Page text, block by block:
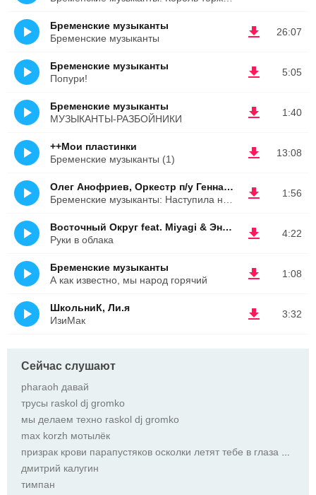
26:07
Бременские музыканты
Бременские музыканты
5:05
Бременские музыканты
Попури!
1:40
Бременские музыканты
МУЗЫКАНТЫ-РАЗБОЙНИКИ
13:08
++Мои пластинки
Бременские музыканты (1)
1:56
Олег Анофриев, Оркестр п/у Геннадия Гладкова
4:22
Восточный Округ feat. Miyagi & Эндшпиль
Руки в облака
1:08
Бременские музыканты
А как известно, мы народ горячий
3:32
ШкольниК, Ли.я
ИзиМак
Сейчас слушают
pharaoh давай
трусы raskol dj gromko
мы делаем техно raskol dj gromko
max korzh мотылёк
призрак крови парапустяков осколки летят тебе в глаза призрак крови парапустяков осколки летят тебе
дмитрий калугин
тимпан